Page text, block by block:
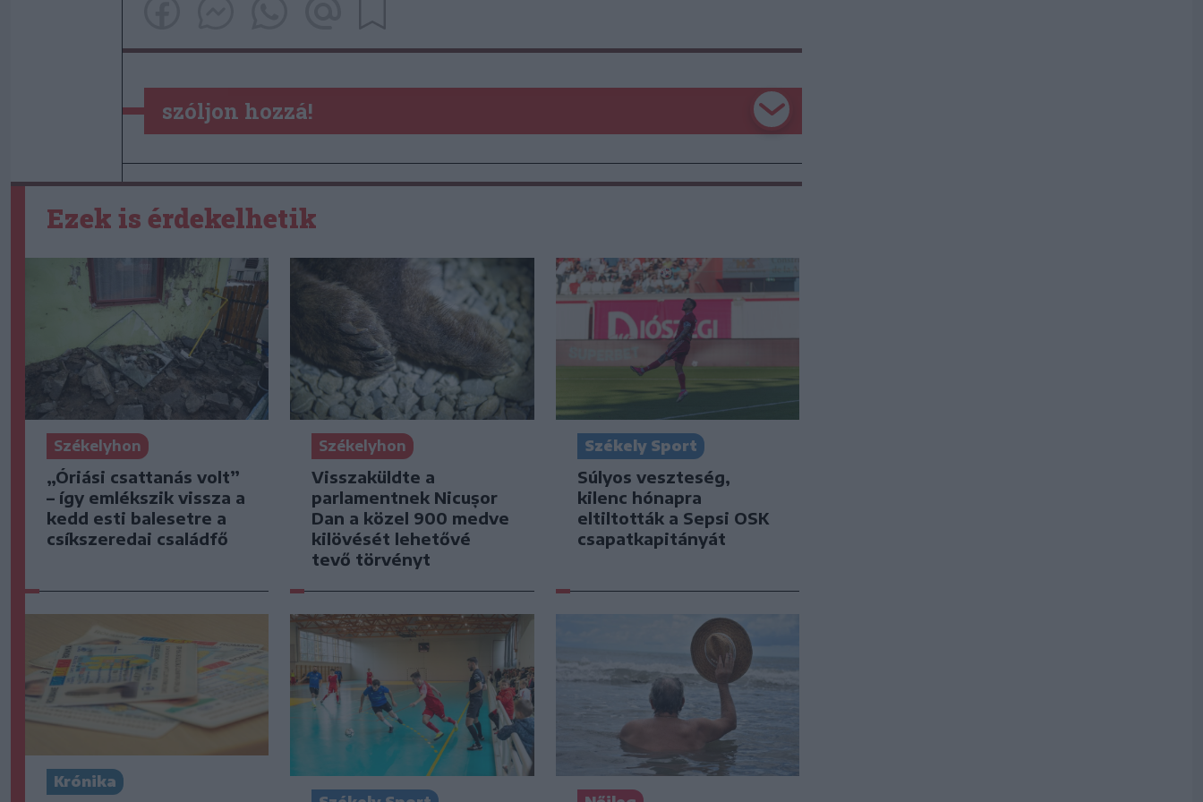
szóljon hozzá!
Ezek is érdekelhetik
Székelyhon
„Óriási csattanás volt”
– így emlékszik vissza a
kedd esti balesetre a
csíkszeredai családfő
Székelyhon
Visszaküldte a
parlamentnek Nicușor
Dan a közel 900 medve
kilövését lehetővé
tevő törvényt
Székely Sport
Súlyos veszteség,
kilenc hónapra
eltiltották a Sepsi OSK
csapatkapitányát
Krónika